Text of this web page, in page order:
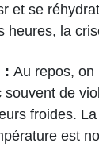
et se
heures, la
: Au repos, on
souvent de
froides.
est